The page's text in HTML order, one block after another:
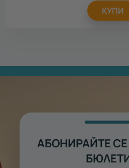
КУПИ
АБОНИРАЙТЕ